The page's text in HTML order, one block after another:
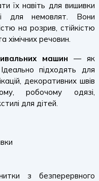
їх навіть для вишивки
для немовлят. Вони
на розрив, стійкістю
хімічних речовин.
машин — як
підходять для
декоративних швів
робочому одязі,
для дітей.
з безперервного